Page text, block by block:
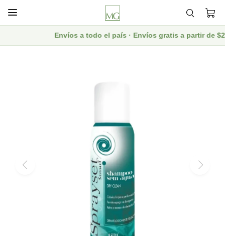

Envíos a todo el país · Envíos gratis a partir de